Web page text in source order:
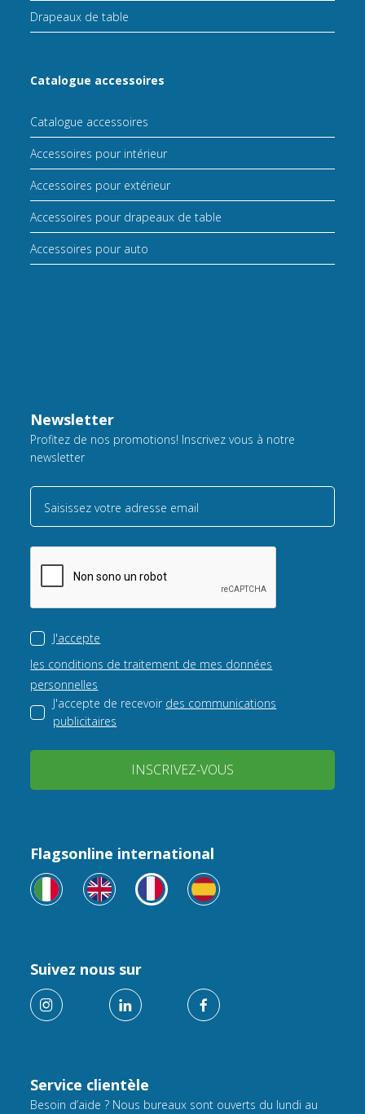
Drapeaux de table
Catalogue accessoires
Catalogue accessoires
Accessoires pour intérieur
Accessoires pour extérieur
Accessoires pour drapeaux de table
Accessoires pour auto
Newsletter
Profitez de nos promotions! Inscrivez vous à notre
newsletter
Saisissez votre adresse email
J'accepte
les conditions de traitement de mes données
personnelles
J'accepte de recevoir des communications
publicitaires
INSCRIVEZ-VOUS
Service clientèle
Besoin d’aide ? Nous bureaux sont ouverts du lundi au
Flagsonline international
Suivez nous sur